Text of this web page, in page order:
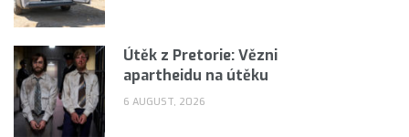
Útěk z Pretorie: Vězni
apartheidu na útěku
6 AUGUST, 2026